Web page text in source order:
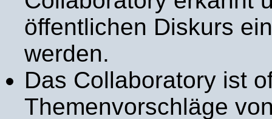
öffentlichen Diskurs
werden.
Das Collaboratory ist
Themenvorschläge